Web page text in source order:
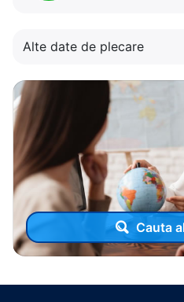
Alte date de plecare
Cauta